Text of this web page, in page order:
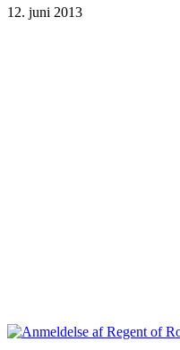
12. juni 2013